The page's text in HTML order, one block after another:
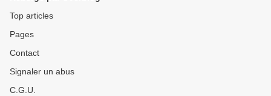
Top articles
Pages
Contact
Signaler un abus
C.G.U.